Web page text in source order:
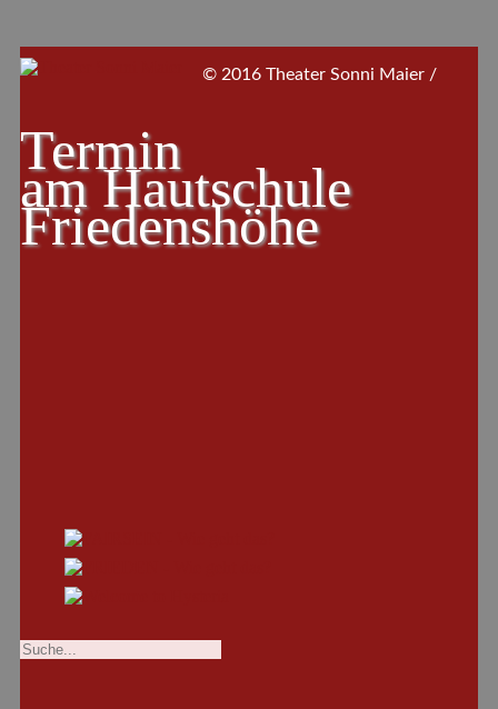
Termin
amHautschule
Friedenshöhe
© 2016 Theater Sonni Maier /